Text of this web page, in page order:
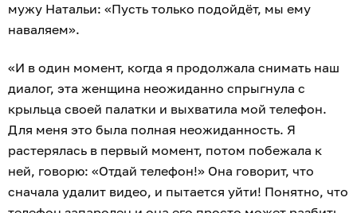
мужу Натальи: «Пусть только подойдёт, мы ему
наваляем».
«И в один момент, когда я продолжала снимать наш
диалог, эта женщина неожиданно спрыгнула с
крыльца своей палатки и выхватила мой телефон.
Для меня это была полная неожиданность. Я
растерялась в первый момент, потом побежала к
ней, говорю: «Отдай телефон!» Она говорит, что
сначала удалит видео, и пытается уйти! Понятно, что